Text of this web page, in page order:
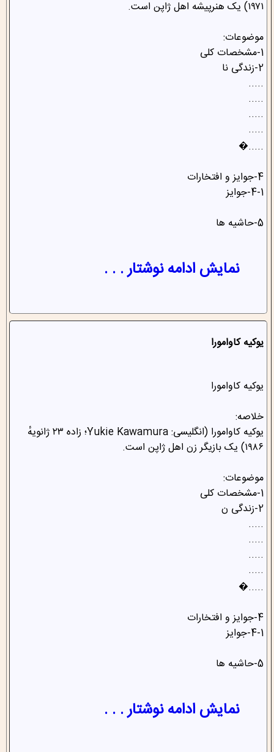
۱۹۷۱) یک هنرپیشه اهل ژاپن است.
موضوعات:
1-مشخصات کلی
2-زندگی نا
.....
.....
.....
.....
.....�
4-جوایز و افتخارات
4-1-جوایز
5-حاشیه ها
نمایش ادامه نوشتار . . .
یوکیه کاوامورا
یوکیه کاوامورا
خلاصه:
یوکیه کاوامورا (انگلیسی: Yukie Kawamura؛ زاده ۲۳ ژانویهٔ
۱۹۸۶) یک بازیگر زن اهل ژاپن است.
موضوعات:
1-مشخصات کلی
2-زندگی ن
.....
.....
.....
.....
.....�
4-جوایز و افتخارات
4-1-جوایز
5-حاشیه ها
نمایش ادامه نوشتار . . .